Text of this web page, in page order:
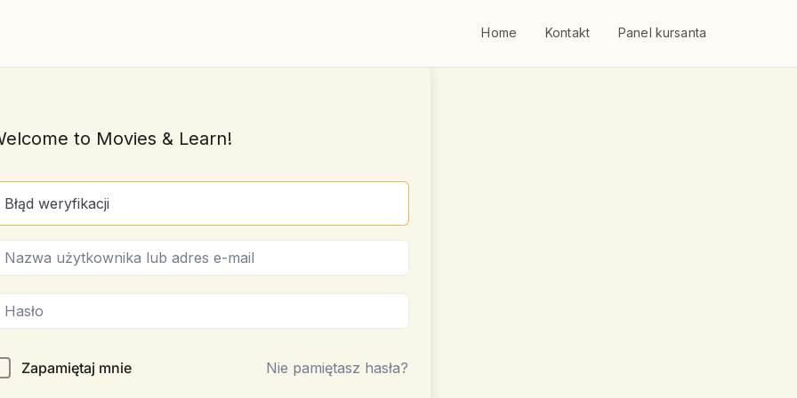
Home Kontakt Panel kursanta
to Movies & Learn!
Błąd weryfikacji
Zapamiętaj mnie Nie pamiętasz hasła?